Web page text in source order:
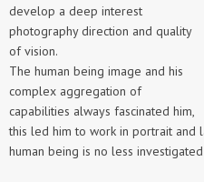
develop a deep interest
photography direction and quality
of vision.
The human being image and his
complex aggregation of
capabilities always fascinated him,
this led him to work in portrait and
human being is no less